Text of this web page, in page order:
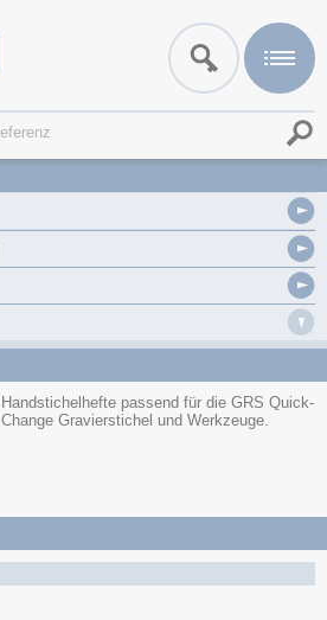
Handstichelhefte passend für die GRS Quick-
Change Gravierstichel und Werkzeuge.